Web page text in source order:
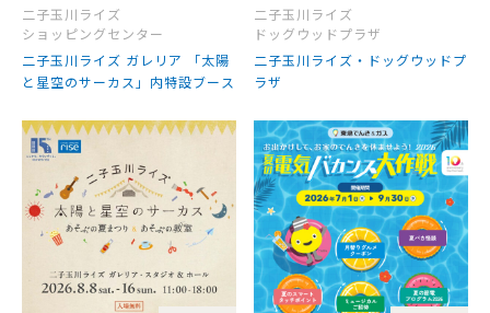
二子玉川ライズ
ショッピングセンター
二子玉川ライズ ガレリア 「太陽
と星空のサーカス」内特設ブース
二子玉川ライズ
ドッグウッドプラザ
二子玉川ライズ・ドッグウッドプ
ラザ